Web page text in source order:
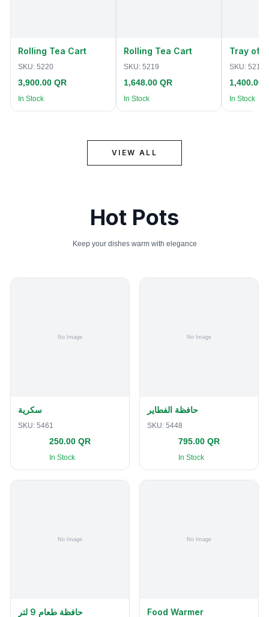
Rolling Tea Cart
SKU: 5220
3,900.00 QR
In Stock
Rolling Tea Cart
SKU: 5219
1,648.00 QR
In Stock
Tray of
SKU: 5218
1,400.00
In Stock
VIEW ALL
Hot Pots
Keep your dishes warm with elegance
سكرية
SKU: 5461
250.00 QR
In Stock
حافظة الفطاير
SKU: 5448
795.00 QR
In Stock
حافظة طعام 9 لتر Food Warmer